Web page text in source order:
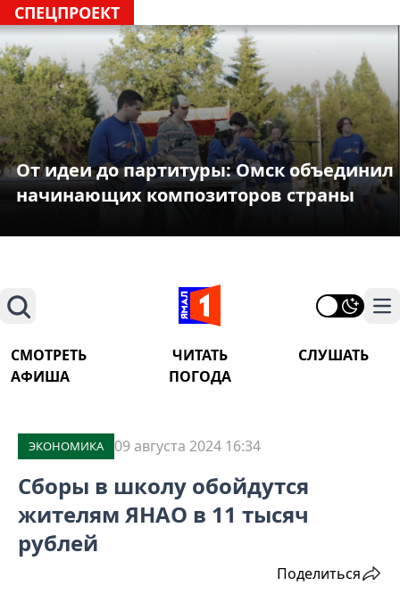
СПЕЦПРОЕКТ
От идеи до партитуры: Омск объединил
начинающих композиторов страны
Поиск
СМОТРЕТЬ ЧИТАТЬ
СЛУШАТЬ
АФИША
ПОГОДА
ЭКОНОМИКА 09 августа 2024 16:34
Сборы в школу обойдутся
жителям ЯНАО в 11 тысяч
рублей
Поделиться